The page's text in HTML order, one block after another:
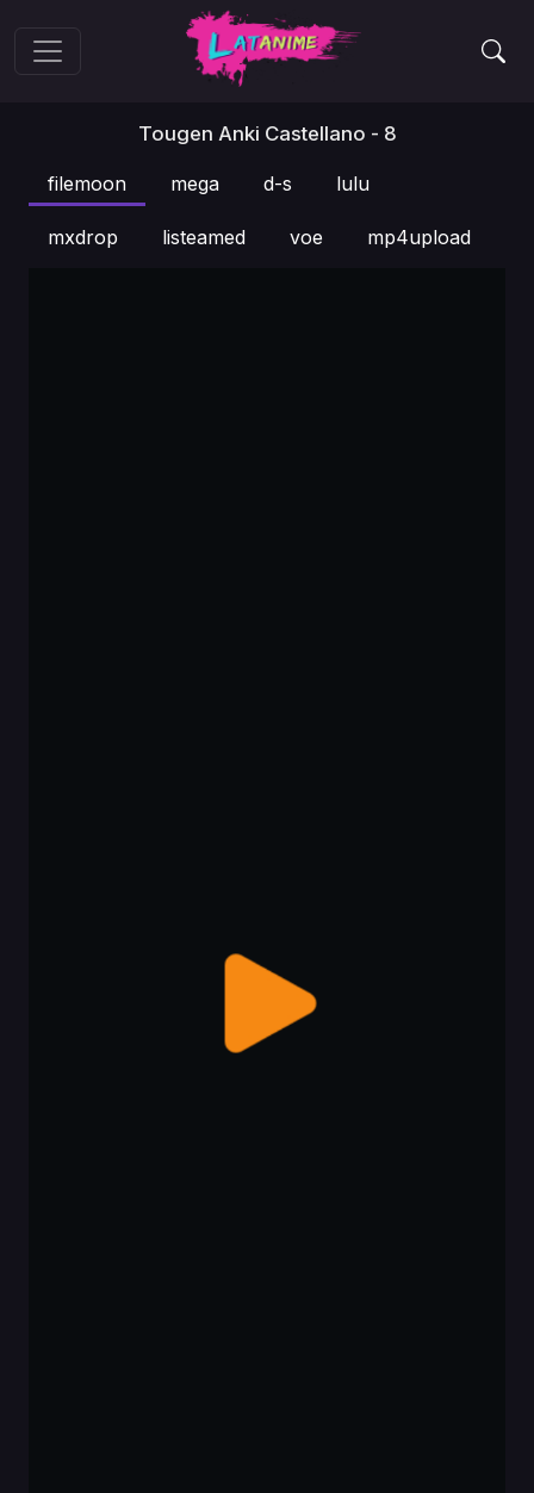
Tougen Anki Castellano - 8
filemoon mega d-s lulu
mxdrop listeamed voe mp4upload